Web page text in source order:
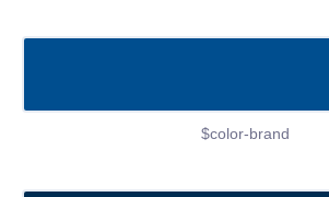
$color-brand